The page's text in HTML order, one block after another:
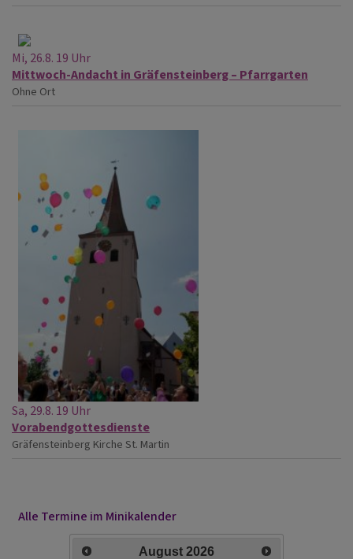
Mi, 26.8. 19 Uhr
Mittwoch-Andacht in Gräfensteinberg – Pfarrgarten
Ohne Ort
Sa, 29.8. 19 Uhr
Vorabendgottesdienste
Gräfensteinberg Kirche St. Martin
Alle Termine im Minikalender
August 2026